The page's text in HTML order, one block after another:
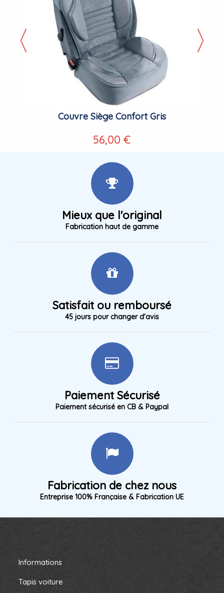
Couvre Siège Confort Gris
56,00 €
Mieux que l'original
Fabrication haut de gamme
Satisfait ou remboursé
45 jours pour changer d'avis
Paiement Sécurisé
Paiement sécurisé en CB & Paypal
Fabrication de chez nous
Entreprise 100% Française & Fabrication UE
Informations
Tapis voiture